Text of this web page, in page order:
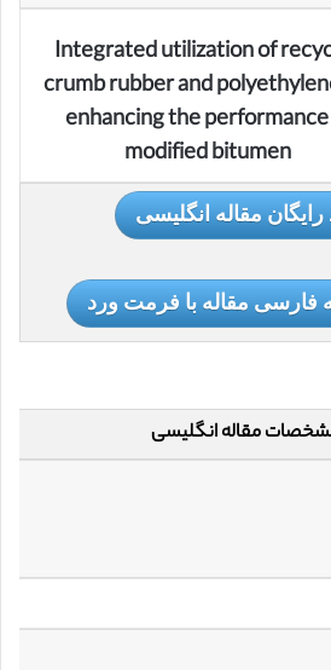
Integrated utilization of
crumb rubber and
enhancing the
modified bitumen
رایگان مقاله انگلیسی
فارسی مقاله با فرمت ورد
مقاله انگلیسی